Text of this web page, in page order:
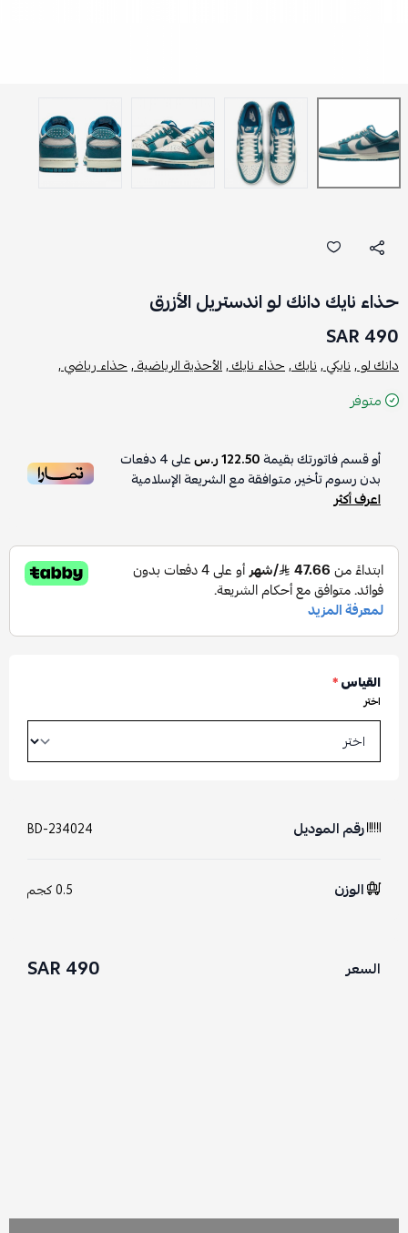
حذاء نايك دانك لو اندستريل الأزرق
490 SAR
دانك لو ,نايكي ,نايك ,حذاء نايك ,الأحذية الرياضية ,حذاء رياضي ,
متوفر
أو قسم فاتورتك بقيمة122.50 ر.س على4دفعات
بدون رسوم تأخير، متوافقة مع الشريعة الإسلامية
اعرف أكثر
القياس*
اختر
رقم الموديل BD-234024
الوزن 0.5 كجم
السعر 490 SAR